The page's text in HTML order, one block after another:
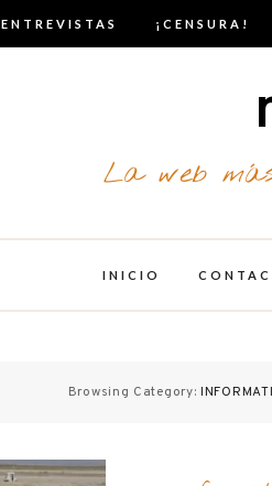
ENTREVISTAS ¡CENSURA!
La web
INICIO
Browsing Category: